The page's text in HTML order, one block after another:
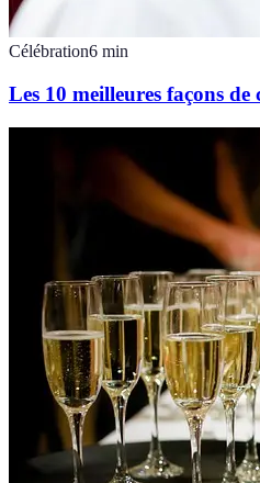
Célébration6 min
Les 10 meilleures façons de